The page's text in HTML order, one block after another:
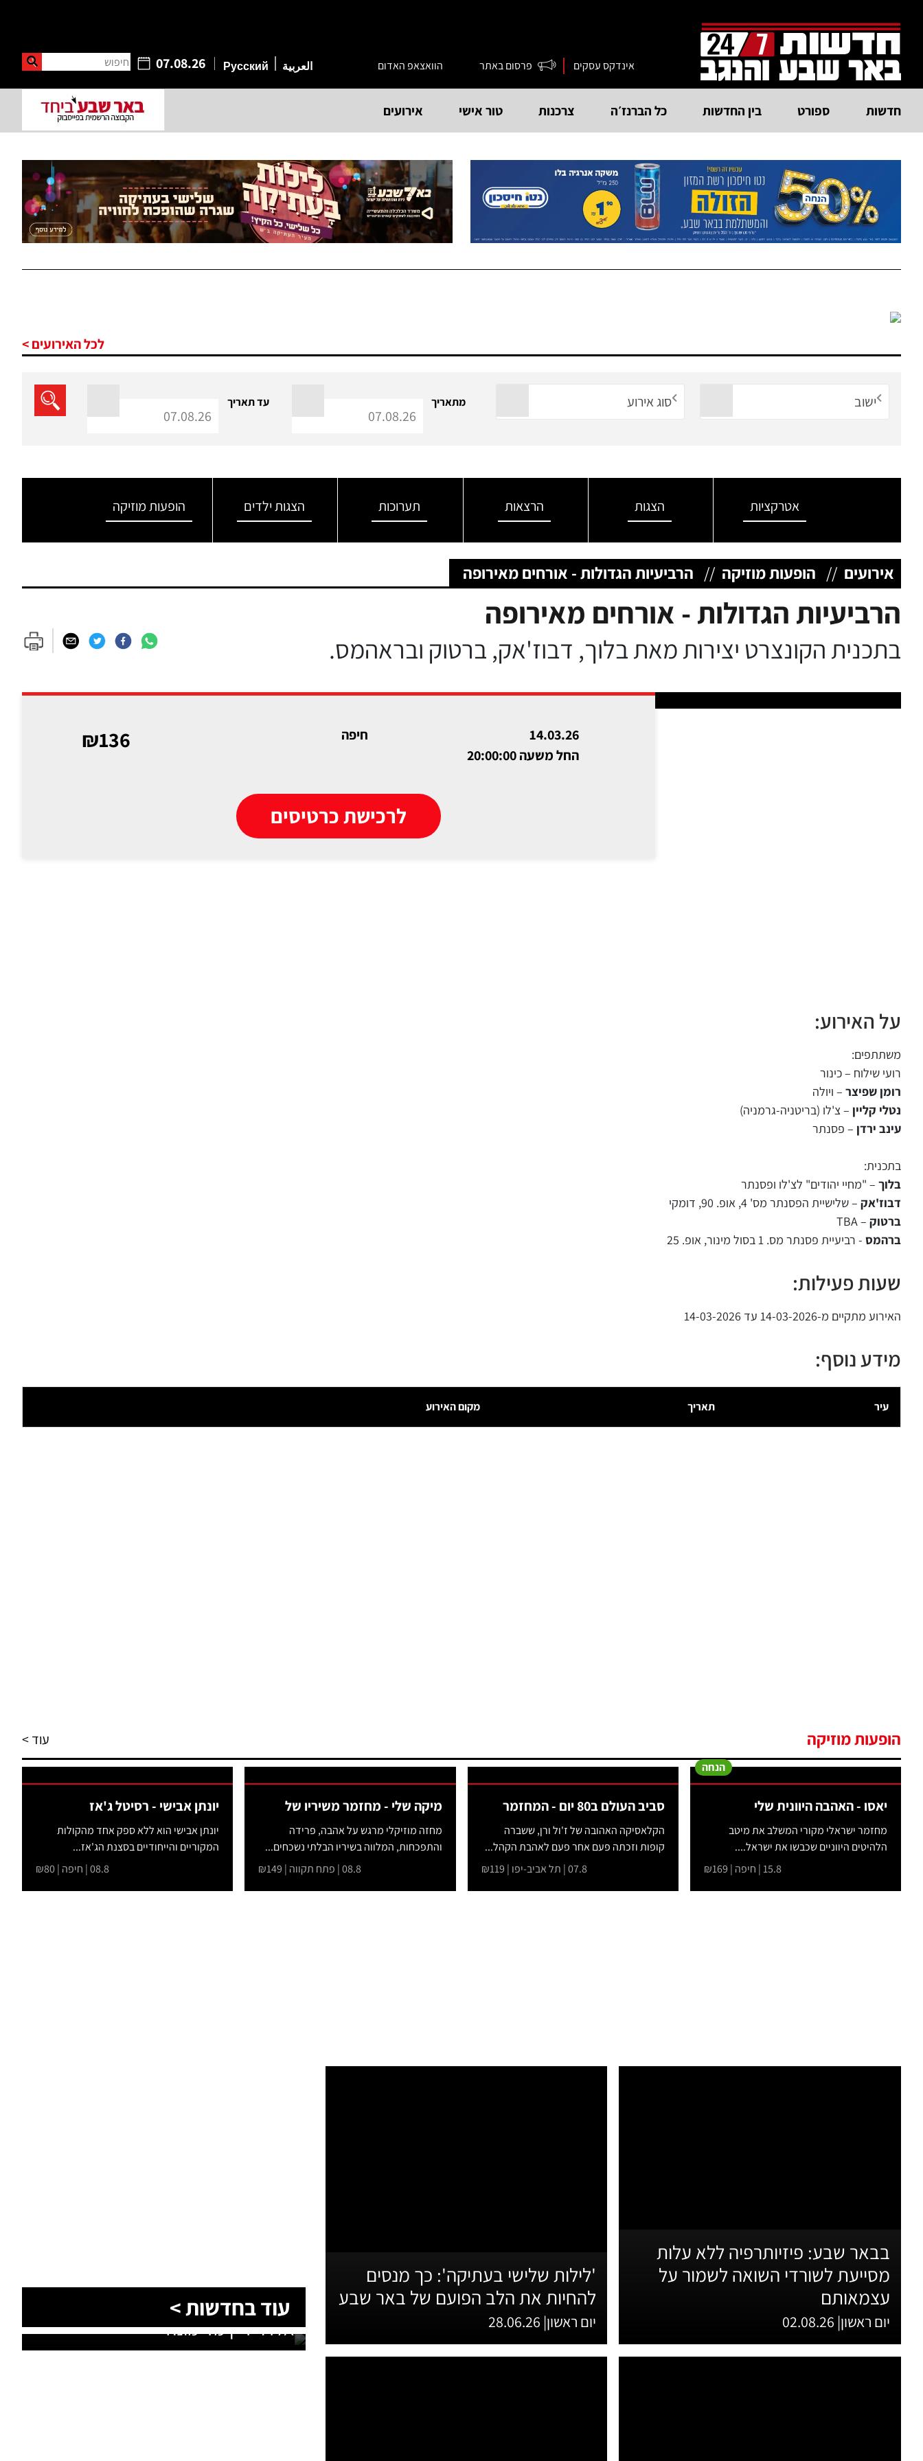
אינדקס עסקים פרסום באתר הוואצאפ האדום 07.08.26 חיפוש العربية Русский
חדשות ספורט בין החדשות כל הברנז׳ה צרכנות טור אישי אירועים
לכל האירועים >
ישוב סוג אירוע מתאריך עד תאריך
אטרקציות הצגות הרצאות תערוכות הצגות ילדים הופעות מוזיקה
אירועים // הופעות מוזיקה // הרביעיות הגדולות - אורחים מאירופה
הרביעיות הגדולות - אורחים מאירופה
בתכנית הקונצרט יצירות מאת בלוך, דבוז'אק, ברטוק ובראהמס.
14.03.26
החל משעה 20:00:00
חיפה ₪136
לרכישת כרטיסים
על האירוע:
משתתפים:
רועי שילוח – כינור
רומן שפיצר – ויולה
נטלי קליין – צ'לו (בריטניה-גרמניה)
עינב ירדן – פסנתר
בתכנית:
בלוך – "מחיי יהודים" לצ'לו ופסנתר
דבוז'אק – שלישיית הפסנתר מס' 4, אופ. 90, דומקי
ברטוק – TBA
ברהמס - רביעיית פסנתר מס. 1 בסול מינור, אופ. 25
שעות פעילות:
האירוע מתקיים מ-14-03-2026 עד 14-03-2026
מידע נוסף:
עיר תאריך מקום האירוע
הופעות מוזיקה עוד >
הנחה
יאסו - האהבה היוונית שלי
מחזמר ישראלי מקורי המשלב את מיטב
הלהיטים היווניים שכבשו את ישראל....
15.8 | חיפה | ₪169
סביב העולם ב80 יום - המחזמר
הקלאסיקה האהובה של ז'ול ורן, ששברה
קופות וזכתה פעם אחר פעם לאהבת הקהל...
07.8 | תל אביב-יפו | ₪119
מיקה שלי - מחזמר משיריו של
מחזה מוזיקלי מרגש על אהבה, פרידה
והתפכחות, המלווה בשיריו הבלתי נשכחים...
08.8 | פתח תקווה | ₪149
יונתן אבישי - רסיטל ג'אז
יונתן אבישי הוא ללא ספק אחד מהקולות
המקוריים והייחודיים בסצנת הג'אז...
08.8 | חיפה | ₪80
בבאר שבע: פיזיותרפיה ללא עלות
מסייעת לשורדי השואה לשמור על
עצמאותם
יום ראשון| 02.08.26
'לילות שלישי בעתיקה': כך מנסים
להחיות את הלב הפועם של באר שבע
יום ראשון| 28.06.26 עוד בחדשות >
סוף טרגי לחיפושים: זוהתה גופתו של
אלדר דיין מדימונה